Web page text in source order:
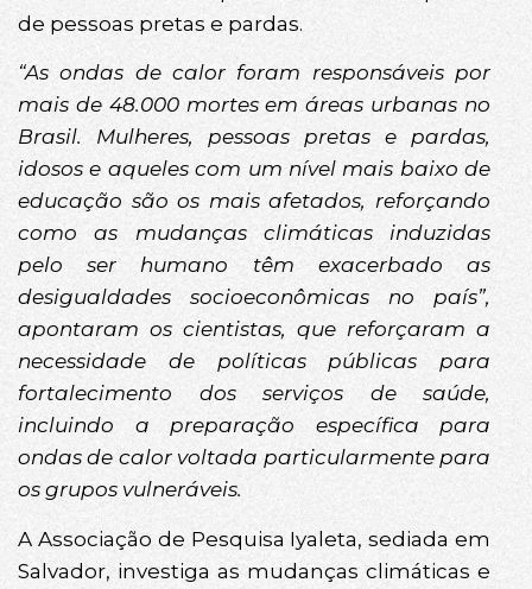
de pessoas pretas e pardas.
“As ondas de calor foram responsáveis por
mais de 48.000 mortes em áreas urbanas no
Brasil. Mulheres, pessoas pretas e pardas,
idosos e aqueles com um nível mais baixo de
educação são os mais afetados, reforçando
como as mudanças climáticas induzidas
pelo ser humano têm exacerbado as
desigualdades socioeconômicas no país”,
apontaram os cientistas, que reforçaram a
necessidade de políticas públicas para
fortalecimento dos serviços de saúde,
incluindo a preparação específica para
ondas de calor voltada particularmente para
os grupos vulneráveis.
A Associação de Pesquisa Iyaleta, sediada em
Salvador, investiga as mudanças climáticas e